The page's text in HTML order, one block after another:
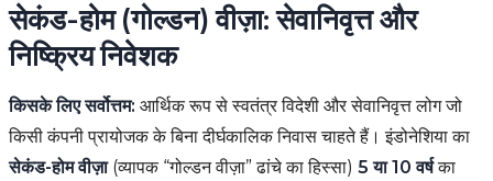
सेकंड-होम (गोल्डन) वीज़ा: सेवानिवृत्त और
निष्क्रिय निवेशक
किसके लिए सर्वोत्तम: आर्थिक रूप से स्वतंत्र विदेशी और सेवानिवृत्त लोग जो
किसी कंपनी प्रायोजक के बिना दीर्घकालिक निवास चाहते हैं। इंडोनेशिया का
सेकंड-होम वीज़ा(व्यापक “गोल्डन वीज़ा” ढांचे का हिस्सा) 5 या 10 वर्षका